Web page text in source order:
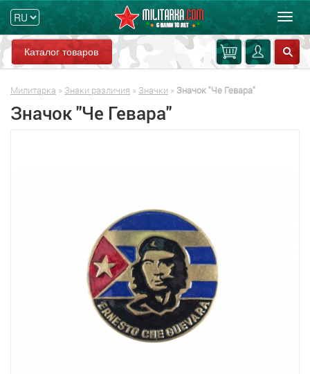
Каталог товаров
Милитарка » Знаки различия » Значки » Значок "Че Гевара"
Значок "Че Гевара"